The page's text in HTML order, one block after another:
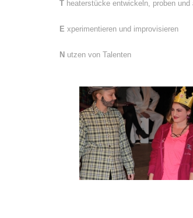
T heaterstücke entwickeln, proben und
E xperimentieren und improvisieren
N utzen von Talenten